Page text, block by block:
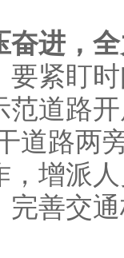
进，
紧盯
道路
道路两
，增派
善交